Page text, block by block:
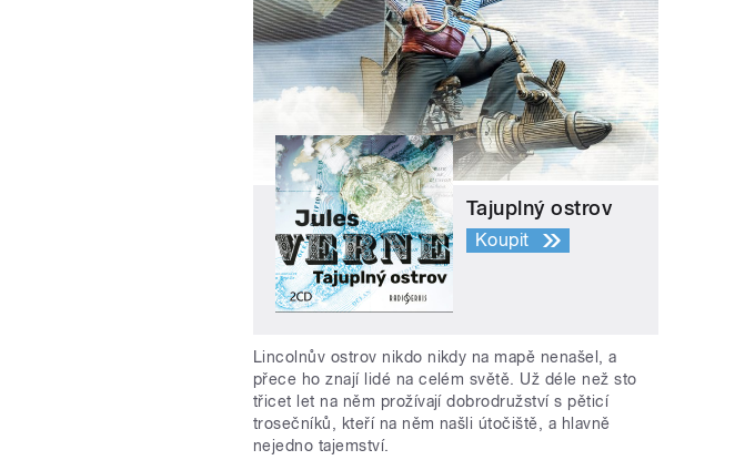
Tajuplný ostrov
Koupit
Lincolnův ostrov nikdo nikdy na mapě nenašel, a
přece ho znají lidé na celém světě. Už déle než sto
třicet let na něm prožívají dobrodružství s pěticí
trosečníků, kteří na něm našli útočiště, a hlavně
nejedno tajemství.